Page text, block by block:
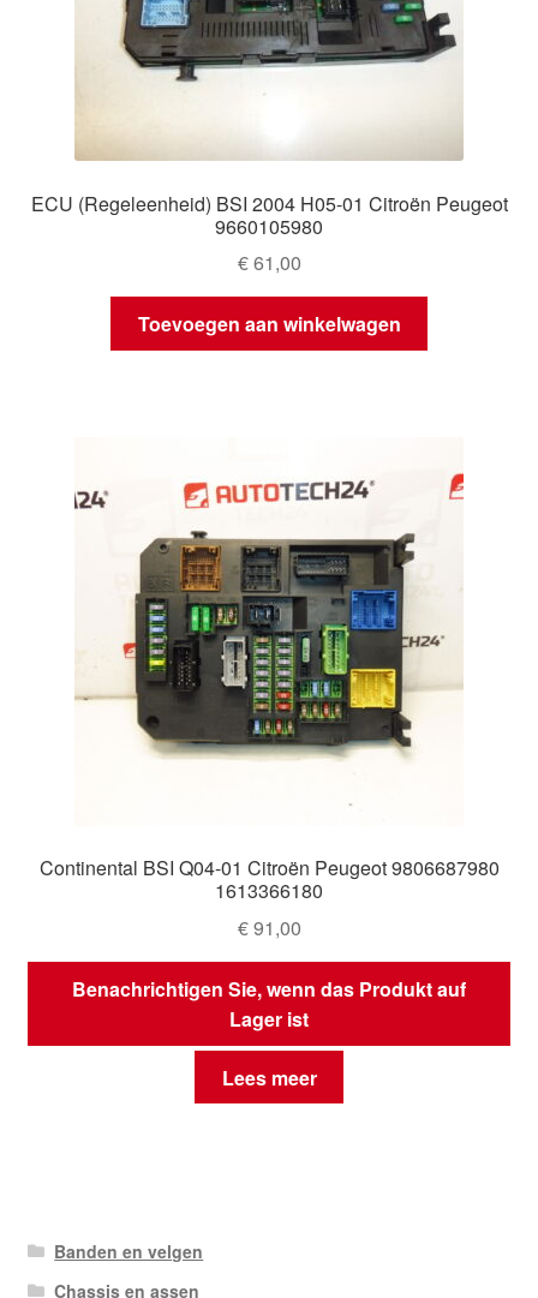
ECU (Regeleenheid) BSI 2004 H05-01 Citroën Peugeot
9660105980
€61,00
Toevoegen aan winkelwagen
Continental BSI Q04-01 Citroën Peugeot 9806687980
1613366180
€91,00
Benachrichtigen Sie, wenn das Produkt auf
Lager ist
Lees meer
Banden en velgen
Chassis en assen